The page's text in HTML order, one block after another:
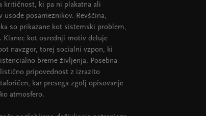
kritičnost, ki pa ni plakatna ali
posameznikov. Revščina,
so prikazane kot sistemski problem,
Klanec kot osrednji motiv deluje
navzgor, torej socialni vzpon, ki
breme življenja. Posebna
pripovednost z izrazito
kar presega zgolj opisovanje
atmosfero.